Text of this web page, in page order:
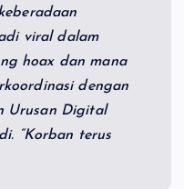
viral dalam
hoax dan mana
dengan
Urusan Digital
“Korban terus